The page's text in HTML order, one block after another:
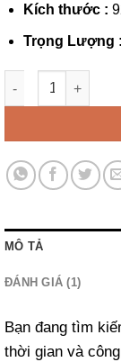
Kích thước :
Trọng Lượng :
Máy giặt công
MÔ TẢ
ĐÁNH GIÁ (1)
Bạn đang tìm
thời gian và